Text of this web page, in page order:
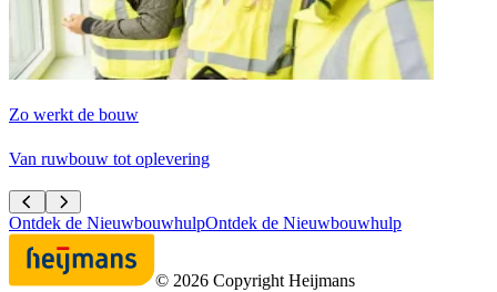
Zo werkt de bouw
Van ruwbouw tot oplevering
Ontdek de NieuwbouwhulpOntdek de Nieuwbouwhulp
© 2026 Copyright Heijmans